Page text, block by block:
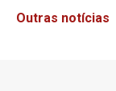
Outras notícias